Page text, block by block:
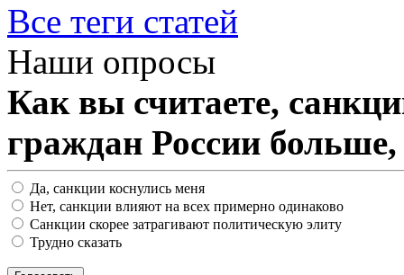
Все теги статей
Наши опросы
Как вы считаете,
граждан России
Да, санкции коснулись меня
Нет, санкции влияют на всех примерно одинаково
Санкции скорее затрагивают политическую элиту
Трудно сказать